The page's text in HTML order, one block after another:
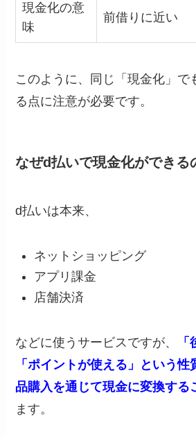
現金化の意
味
前借りに近い
このように、同じ「現金化」で
る点に注意が必要です。
なぜd払いで現金化ができる
d払いは本来、
ネットショッピング
アプリ課金
店舗決済
などに使うサービスですが、
「ポイントが使える」という
品購入を通じて現金に変換する
ます。